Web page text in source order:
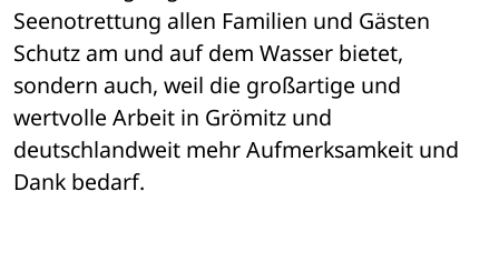
Seenotrettung allen Familien und Gästen
Schutz am und auf dem Wasser bietet,
sondern auch, weil die großartige und
wertvolle Arbeit in Grömitz und
deutschlandweit mehr Aufmerksamkeit und
Dank bedarf.